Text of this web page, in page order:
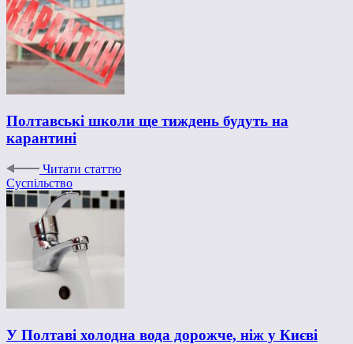
Полтавські школи ще тиждень будуть на
карантині
Читати статтю
Суспільство
У Полтаві холодна вода дорожче, ніж у Києві